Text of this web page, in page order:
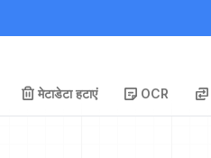
मेटाडेटा हटाएं OCR